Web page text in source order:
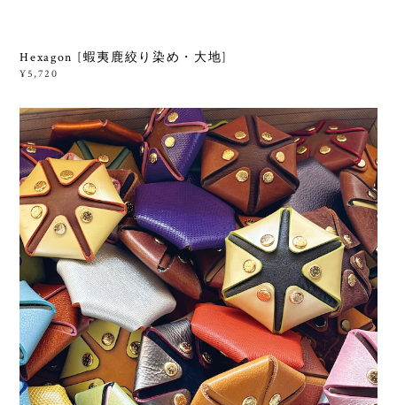
Hexagon [蝦夷鹿絞り染め・大地]
¥5,720